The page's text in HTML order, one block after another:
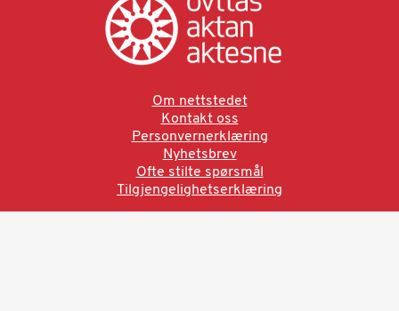
Om nettstedet
Kontakt oss
Personvernerklæring
Nyhetsbrev
Ofte stilte spørsmål
Tilgjengelighetserklæring